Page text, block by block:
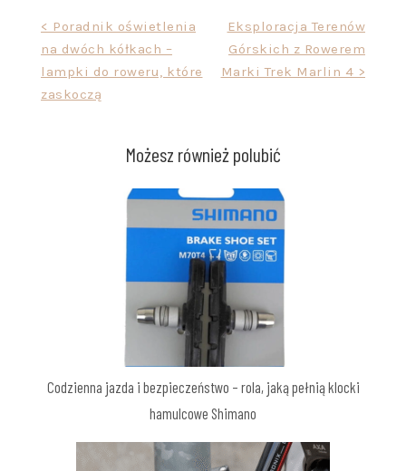
Nawigacja
wpisu
< Poradnik oświetlenia
na dwóch kółkach –
lampki do roweru, które
zaskoczą
Eksploracja Terenów
Górskich z Rowerem
Marki Trek Marlin 4 >
Możesz również polubić
Codzienna jazda i bezpieczeństwo – rola, jaką pełnią klocki
hamulcowe Shimano